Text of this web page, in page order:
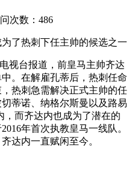
次数：486
了热刺下任主帅的候选之一
视台报道，前皇马主帅齐达
。在解雇孔蒂后，热刺任命
热刺急需解决正式主帅的任
蒂诺、纳格尔斯曼以及路易
，而齐达内也成为了潜在的
年首次执教皇马一线队。
达内一直赋闲至今。